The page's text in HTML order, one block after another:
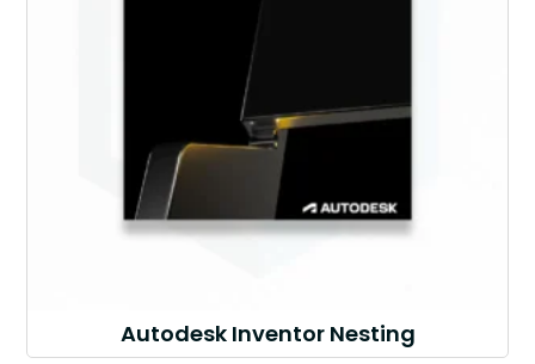
Autodesk Inventor Nesting